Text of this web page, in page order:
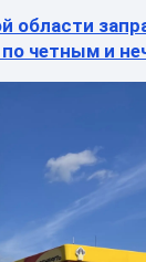
области
четным и